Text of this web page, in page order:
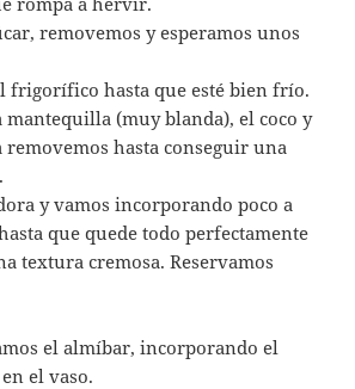
removemos y esperamos unos
frigorífico hasta que esté bien frío.
(muy blanda), el coco y
removemos hasta conseguir una
y vamos incorporando poco a
que quede todo perfectamente
textura cremosa. Reservamos
el almíbar, incorporando el
el vaso.